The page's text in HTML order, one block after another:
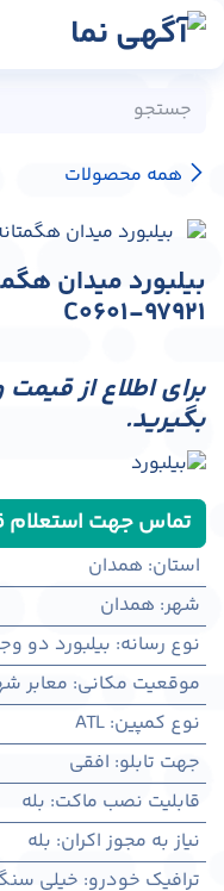
پرش به محتوا
همه محصولات
C0601-97921
برای اطلاع از
بگیرید.
تماس جهت استعلام
استان: همدان
شهر: همدان
نوع رسانه: بیلبورد دو
موقعیت مکانی: معابر
نوع کمپین:
ATL
جهت تابلو: افقی
قابلیت نصب ماکت: بله
نیاز به مجوز اکران: بله
ترافیک خودرو: خیلی